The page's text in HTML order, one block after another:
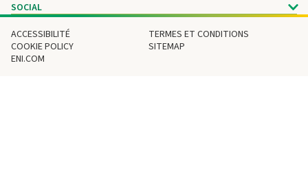
SOCIAL
ACCESSIBILITÉ
TERMES ET CONDITIONS
COOKIE POLICY
SITEMAP
ENI.COM